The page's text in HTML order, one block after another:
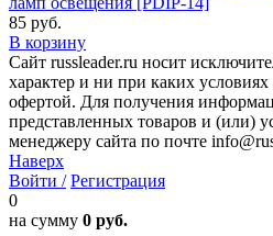
85 руб.
В корзину
Сайт russleader.ru носит
характер и ни при каких
офертой. Для получения
представленных товаров и (или)
менеджеру сайта по почте
Наверх
Войти / Регистрация
0
на сумму 0 руб.